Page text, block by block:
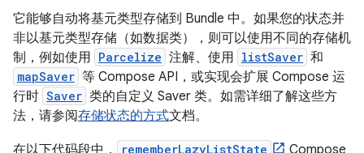
它能够自动将基元类型存储到 Bundle 中。如果您的状态并
非以基元类型存储（如数据类），则可以使用不同的存储机
制，例如使用 Parcelize 注解、使用 listSaver 和
mapSaver 等 Compose API，或实现会扩展 Compose 运
行时 Saver 类的自定义 Saver 类。如需详细了解这些方
法，请参阅存储状态的方式文档。
在以下代码段中， rememberLazyListState
Compose